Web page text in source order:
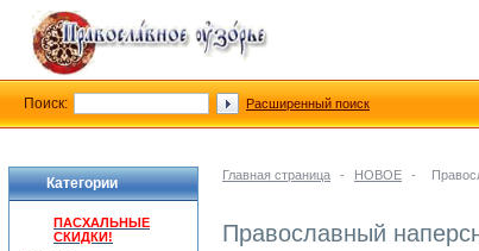
Главная страница - НОВОЕ -
Православный
Категории
ПАСХАЛЬНЫЕ
СКИДКИ!
Поиск: Расширенный поиск